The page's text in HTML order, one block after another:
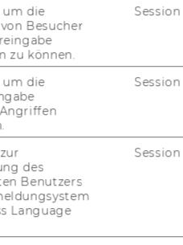
marketing
um die
Besucher
zu können.
Session
um die
Session
des
Benutzers
Language
Session